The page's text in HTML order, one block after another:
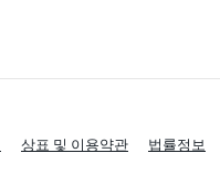
상표 및 이용약관 법률정보